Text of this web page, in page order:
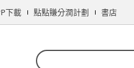
下載 點點賺分潤計劃 書店